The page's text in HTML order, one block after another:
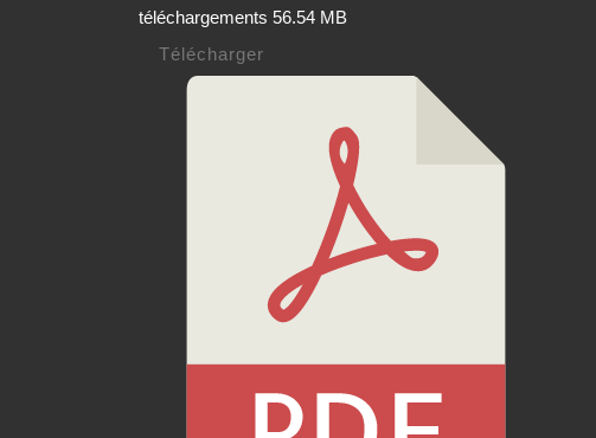
téléchargements 56.54 MB
Télécharger